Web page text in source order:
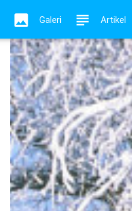
Galeri Artikel